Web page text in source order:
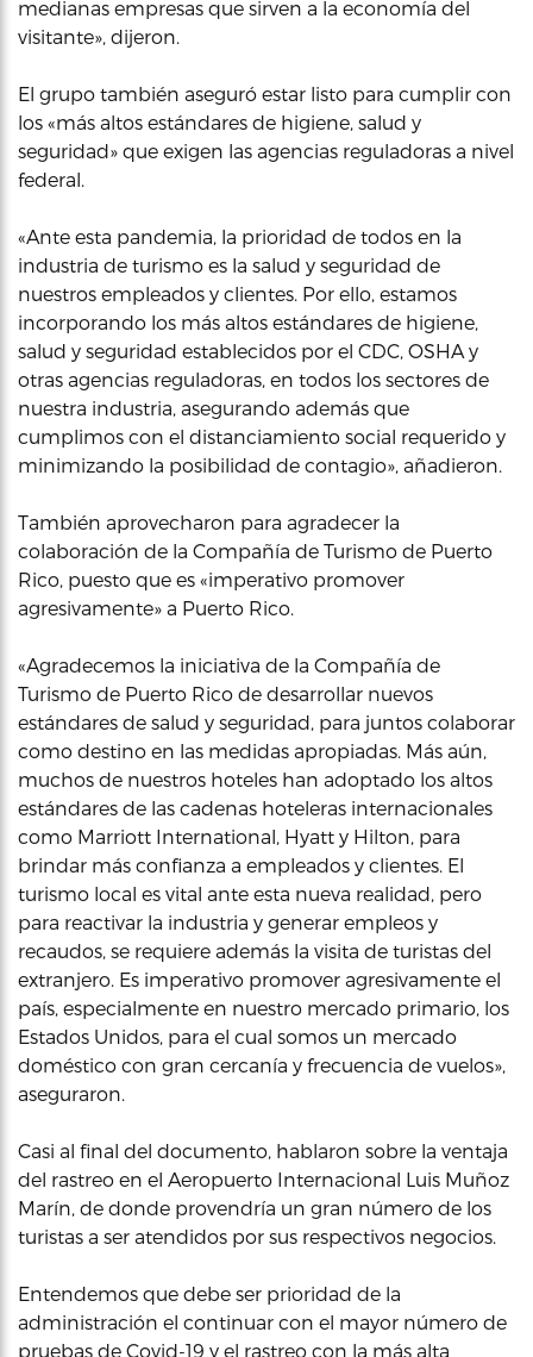
medianas empresas que sirven a la economía del
visitante», dijeron.
El grupo también aseguró estar listo para cumplir con
los «más altos estándares de higiene, salud y
seguridad» que exigen las agencias reguladoras a nivel
federal.
«Ante esta pandemia, la prioridad de todos en la
industria de turismo es la salud y seguridad de
nuestros empleados y clientes. Por ello, estamos
incorporando los más altos estándares de higiene,
salud y seguridad establecidos por el CDC, OSHA y
otras agencias reguladoras, en todos los sectores de
nuestra industria, asegurando además que
cumplimos con el distanciamiento social requerido y
minimizando la posibilidad de contagio», añadieron.
También aprovecharon para agradecer la
colaboración de la Compañía de Turismo de Puerto
Rico, puesto que es «imperativo promover
agresivamente» a Puerto Rico.
«Agradecemos la iniciativa de la Compañía de
Turismo de Puerto Rico de desarrollar nuevos
estándares de salud y seguridad, para juntos colaborar
como destino en las medidas apropiadas. Más aún,
muchos de nuestros hoteles han adoptado los altos
estándares de las cadenas hoteleras internacionales
como Marriott International, Hyatt y Hilton, para
brindar más confianza a empleados y clientes. El
turismo local es vital ante esta nueva realidad, pero
para reactivar la industria y generar empleos y
recaudos, se requiere además la visita de turistas del
extranjero. Es imperativo promover agresivamente el
país, especialmente en nuestro mercado primario, los
Estados Unidos, para el cual somos un mercado
doméstico con gran cercanía y frecuencia de vuelos»,
aseguraron.
Casi al final del documento, hablaron sobre la ventaja
del rastreo en el Aeropuerto Internacional Luis Muñoz
Marín, de donde provendría un gran número de los
turistas a ser atendidos por sus respectivos negocios.
Entendemos que debe ser prioridad de la
administración el continuar con el mayor número de
pruebas de Covid-19 y el rastreo con la más alta